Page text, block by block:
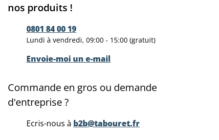
nos produits !
0801 84 00 19
Lundi à vendredi, 09:00 - 15:00 (gratuit)
Envoie-moi un e-mail
Commande en gros ou demande
d'entreprise ?
Ecris-nous à b2b@tabouret.fr